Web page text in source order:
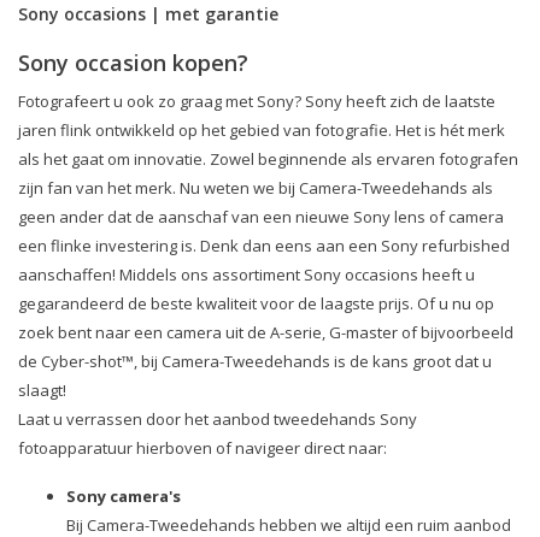
Sony occasions | met garantie
Sony occasion kopen?
Fotografeert u ook zo graag met Sony? Sony heeft zich de laatste
jaren flink ontwikkeld op het gebied van fotografie. Het is hét merk
als het gaat om innovatie. Zowel beginnende als ervaren fotografen
zijn fan van het merk. Nu weten we bij Camera-Tweedehands als
geen ander dat de aanschaf van een nieuwe Sony lens of camera
een flinke investering is. Denk dan eens aan een Sony refurbished
aanschaffen! Middels ons assortiment Sony occasions heeft u
gegarandeerd de beste kwaliteit voor de laagste prijs. Of u nu op
zoek bent naar een camera uit de A-serie, G-master of bijvoorbeeld
de Cyber-shot™, bij Camera-Tweedehands is de kans groot dat u
slaagt!
Laat u verrassen door het aanbod tweedehands Sony
fotoapparatuur hierboven of navigeer direct naar:
Sony camera's
Bij Camera-Tweedehands hebben we altijd een ruim aanbod